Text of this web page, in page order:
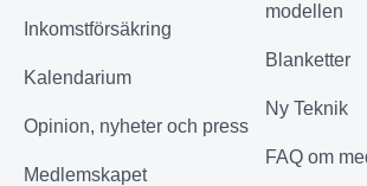
Inkomstförsäkring
Kalendarium
Opinion, nyheter och press
Medlemskapet
modellen
Blanketter
Ny Teknik
FAQ om